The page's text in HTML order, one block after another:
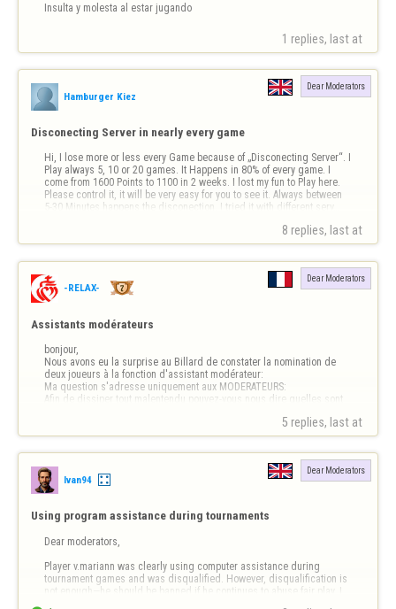
Insulta y molesta al estar jugando
1 replies, last at
Hamburger Kiez
Dear Moderators
Disconecting Server in nearly every game
Hi, I lose more or less every Game because of „Disconecting Server“. I
Play always 5, 10 or 20 games. It Happens in 80% of every game. I
come from 1600 Points to 1100 in 2 weeks. I lost my fun to Play here.
Please control it, it will be very easy for you to see it. Always between
5-30 Minutes happens the disconection. I tried it with different serv…
8 replies, last at
-RELAX-
Dear Moderators
Assistants modérateurs
bonjour,
Nous avons eu la surprise au Billard de constater la nomination de
deux joueurs à la fonction d'assistant modérateur:
Ma question s'adresse uniquement aux MODERATEURS:
Afin de dissiper tout malentendu pouvez-vous nous dire quelles sont
5 replies, last at
Ivan94
Dear Moderators
Using program assistance during tournaments
Dear moderators,
Player v.mariann was clearly using computer assistance during
tournament games and was disqualified. However, disqualification is
not enough—he should be banned if he continues to abuse fair play. I